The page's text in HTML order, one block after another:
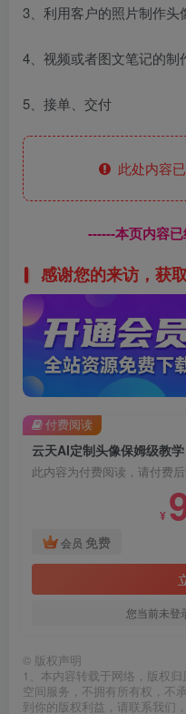
3、利用客户的照片制作头
4、视频或者图文笔记的制
5、接单、交付
此处内容已
------本页内容
感谢您的来访，获
云天AI定制头像保姆级教
此内容为付费阅读，请付费
¥
会员 免费
您当前未登
付费阅读
© 版权声明
1、本内容转载于网络，版权
空间服务，不拥有所有权，不
到你的版权利益，请联系我们